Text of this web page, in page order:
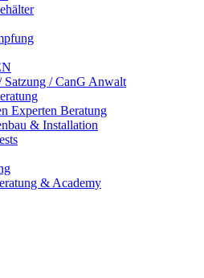
Satzung / CanG Anwalt
Experten Beratung
& Installation
& Academy